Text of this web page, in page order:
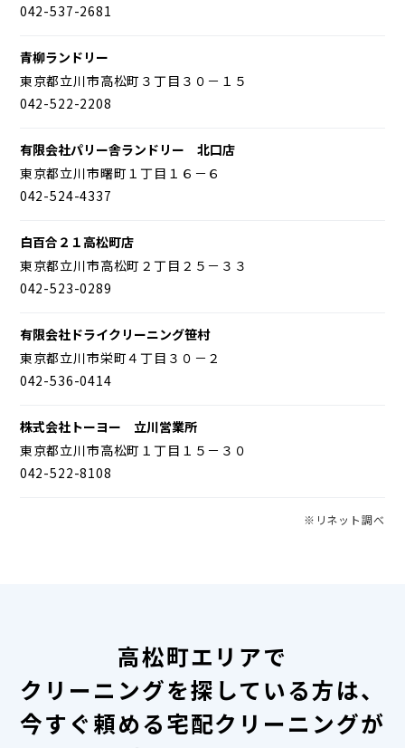
042-537-2681
青柳ランドリー
東京都立川市高松町３丁目３０－１５
042-522-2208
有限会社パリー舎ランドリー 北口店
東京都立川市曙町１丁目１６－６
042-524-4337
白百合２１高松町店
東京都立川市高松町２丁目２５－３３
042-523-0289
有限会社ドライクリーニング笹村
東京都立川市栄町４丁目３０－２
042-536-0414
株式会社トーヨー 立川営業所
東京都立川市高松町１丁目１５－３０
042-522-8108
※リネット調べ
高松町エリアで
クリーニングを探している方は、
今すぐ頼める宅配クリーニングが